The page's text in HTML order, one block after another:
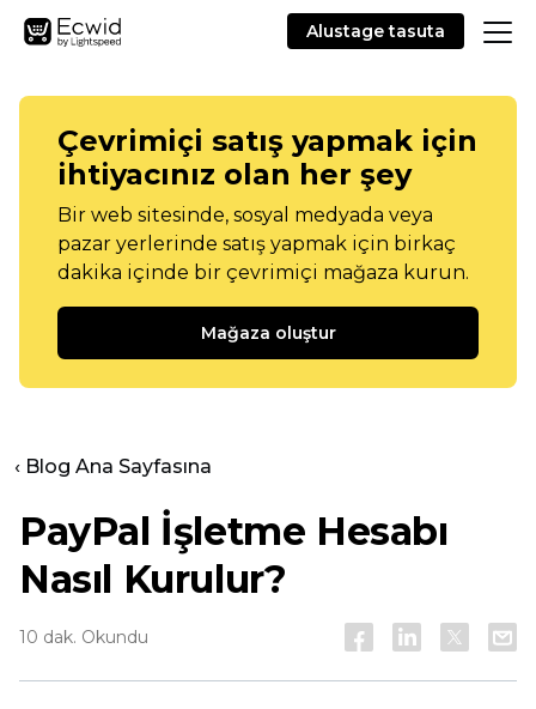
Alustage tasuta
Çevrimiçi satış yapmak için
ihtiyacınız olan her şey
Bir web sitesinde, sosyal medyada veya
pazar yerlerinde satış yapmak için birkaç
dakika içinde bir çevrimiçi mağaza kurun.
Mağaza oluştur
‹ Blog Ana Sayfasına
PayPal İşletme Hesabı
Nasıl Kurulur?
10 dak. Okundu